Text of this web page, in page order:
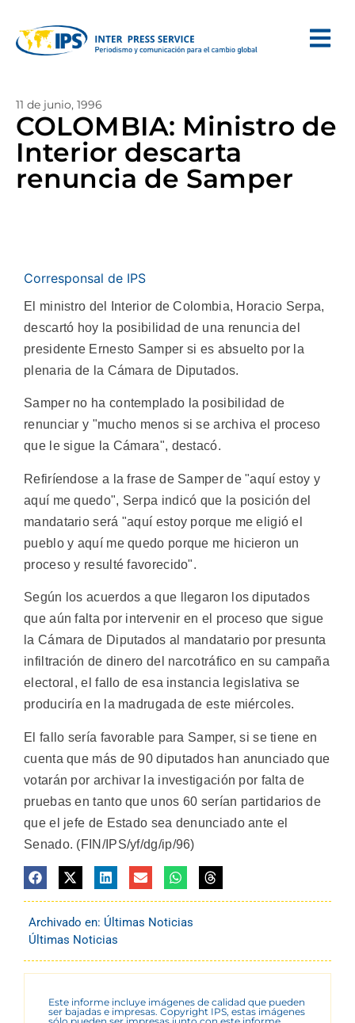
11 de junio, 1996
COLOMBIA: Ministro de
Interior descarta
renuncia de Samper
Corresponsal de IPS
El ministro del Interior de Colombia, Horacio Serpa,
descartó hoy la posibilidad de una renuncia del
presidente Ernesto Samper si es absuelto por la
plenaria de la Cámara de Diputados.
Samper no ha contemplado la posibilidad de
renunciar y "mucho menos si se archiva el proceso
que le sigue la Cámara", destacó.
Refiríendose a la frase de Samper de "aquí estoy y
aquí me quedo", Serpa indicó que la posición del
mandatario será "aquí estoy porque me eligió el
pueblo y aquí me quedo porque me hicieron un
proceso y resulté favorecido".
Según los acuerdos a que llegaron los diputados
que aún falta por intervenir en el proceso que sigue
la Cámara de Diputados al mandatario por presunta
infiltración de dinero del narcotráfico en su campaña
electoral, el fallo de esa instancia legislativa se
produciría en la madrugada de este miércoles.
El fallo sería favorable para Samper, si se tiene en
cuenta que más de 90 diputados han anunciado que
votarán por archivar la investigación por falta de
pruebas en tanto que unos 60 serían partidarios de
que el jefe de Estado sea denunciado ante el
Senado. (FIN/IPS/yf/dg/ip/96)
Archivado en: Últimas Noticias
Últimas Noticias
Este informe incluye imágenes de calidad que pueden
ser bajadas e impresas. Copyright IPS, estas imágenes